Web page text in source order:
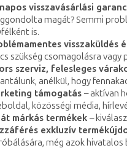
visszavásárlási
magát? Semmi
is.
visszaküldés
szükség csomagolásra vagy
szerviz, felesleges
anélkül, hogy
támogatás – aktívan
közösségi média,
márkás termékek –
exkluzív
még azok